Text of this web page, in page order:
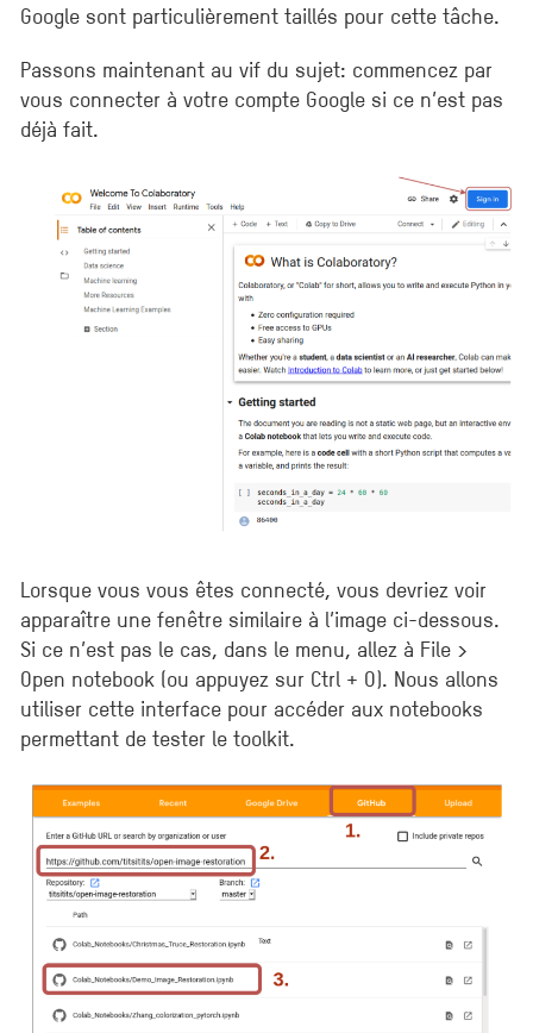
Google sont particulièrement taillés pour cette tâche.
Passons maintenant au vif du sujet: commencez par
vous connecter à votre compte Google si ce n’est pas
déjà fait.
Lorsque vous vous êtes connecté, vous devriez voir
apparaître une fenêtre similaire à l’image ci-dessous.
Si ce n’est pas le cas, dans le menu, allez à File >
Open notebook (ou appuyez sur Ctrl + O). Nous allons
utiliser cette interface pour accéder aux notebooks
permettant de tester le toolkit.